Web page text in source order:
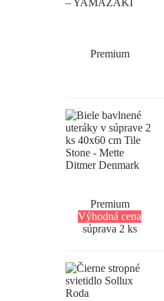
Premium
Premium
Výhodná cena
súprava 2 ks